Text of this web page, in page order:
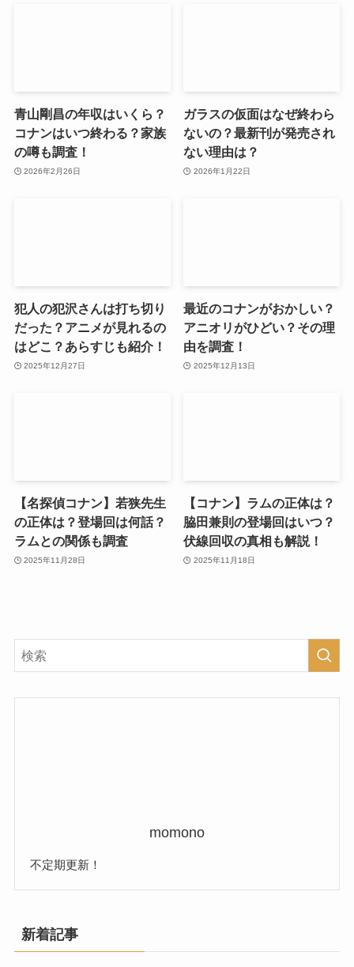
青山剛昌の年収はいくら？
コナンはいつ終わる？家族
の噂も調査！
2026年2月26日
ガラスの仮面はなぜ終わら
ないの？最新刊が発売され
ない理由は？
2026年1月22日
犯人の犯沢さんは打ち切り
だった？アニメが見れるの
はどこ？あらすじも紹介！
2025年12月27日
最近のコナンがおかしい？
アニオリがひどい？その理
由を調査！
2025年12月13日
【名探偵コナン】若狭先生
の正体は？登場回は何話？
ラムとの関係も調査
2025年11月28日
【コナン】ラムの正体は？
脇田兼則の登場回はいつ？
伏線回収の真相も解説！
2025年11月18日
momono
不定期更新！
新着記事